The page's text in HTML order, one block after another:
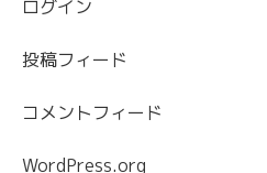
ログイン
投稿フィード
コメントフィード
WordPress.org